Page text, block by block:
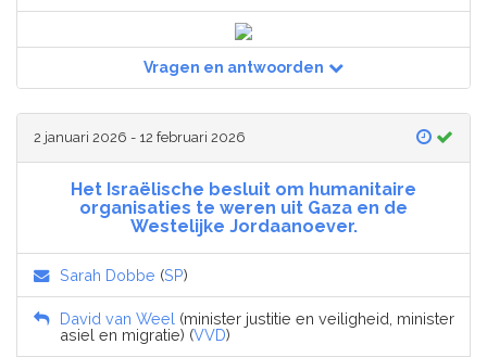
Vragen en antwoorden
2 januari 2026 - 12 februari 2026
Het Israëlische besluit om humanitaire
organisaties te weren uit Gaza en de
Westelijke Jordaanoever.
Sarah Dobbe (SP)
David van Weel (minister justitie en veiligheid, minister
asiel en migratie) (VVD)